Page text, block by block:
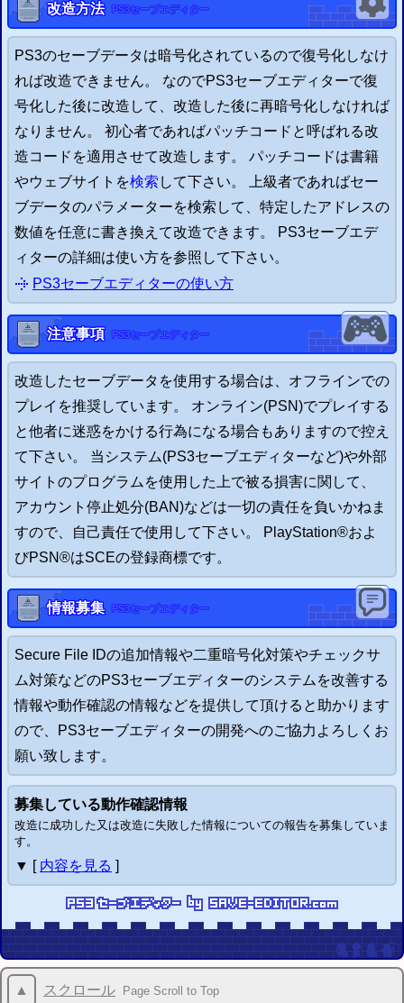
改造方法 PS3セーブエディター
PS3のセーブデータは暗号化されているので復号化しなけ
れば改造できません。 なのでPS3セーブエディターで復
号化した後に改造して、改造した後に再暗号化しなければ
なりません。 初心者であればパッチコードと呼ばれる改
造コードを適用させて改造します。 パッチコードは書籍
やウェブサイトを検索 して下さい。 上級者であればセー
ブデータのパラメーターを検索して、特定したアドレスの
数値を任意に書き換えて改造できます。
PS3セーブエデ
ィターの詳細は使い方を参照して下さい。
PS3セーブエディターの使い方
注意事項 PS3セーブエディター
改造したセーブデータを使用する場合は、オフラインでの
プレイを推奨しています。 オンライン(PSN)でプレイする
と他者に迷惑をかける行為になる場合もありますので控え
て下さい。 当システム(PS3セーブエディターなど)や外部
サイトのプログラムを使用した上で被る損害に関して、
アカウント停止処分(BAN)などは一切の責任を負いかねま
すので、自己責任で使用して下さい。
PlayStation®およ
びPSN®はSCEの登録商標です。
情報募集 PS3セーブエディター
Secure File IDの追加情報や二重暗号化対策やチェックサ
ム対策などのPS3セーブエディターのシステムを改善する
情報や動作確認の情報などを提供して頂けると助かります
ので、
PS3セーブエディターの開発へのご協力よろしくお
願い致します。
募集している動作確認情報
改造に成功した又は改造に失敗した情報についての報告を募集していま
す。
▼ [ 内容を見る ]
▲ スクロール Page Scroll to Top